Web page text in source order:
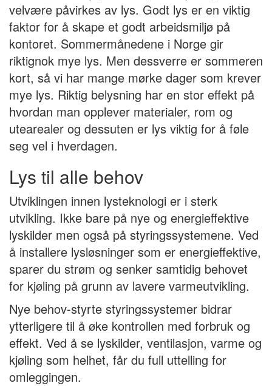
velvære påvirkes av lys. Godt lys er en viktig
faktor for å skape et godt arbeidsmiljø på
kontoret. Sommermånedene i Norge gir
riktignok mye lys. Men dessverre er sommeren
kort, så vi har mange mørke dager som krever
mye lys. Riktig belysning har en stor effekt på
hvordan man opplever materialer, rom og
utearealer og dessuten er lys viktig for å føle
seg vel i hverdagen.
Lys til alle behov
Utviklingen innen lysteknologi er i sterk
utvikling. Ikke bare på nye og energieffektive
lyskilder men også på styringssystemene. Ved
å installere lysløsninger som er energieffektive,
sparer du strøm og senker samtidig behovet
for kjøling på grunn av lavere varmeutvikling.
Nye behov-styrte styringssystemer bidrar
ytterligere til å øke kontrollen med forbruk og
effekt. Ved å se lyskilder, ventilasjon, varme og
kjøling som helhet, får du full uttelling for
omleggingen.